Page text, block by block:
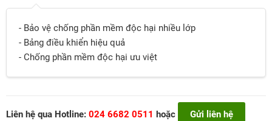
- Bảo vệ chống phần mềm độc hại nhiều lớp
- Bảng điều khiển hiệu quả
- Chống phần mềm độc hại ưu việt
Liên hệ qua Hotline: 024 6682 0511 hoặc Gửi liên hệ